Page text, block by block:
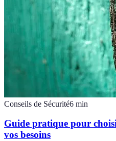
Conseils de Sécurité6 min
Guide pratique pour
vos besoins